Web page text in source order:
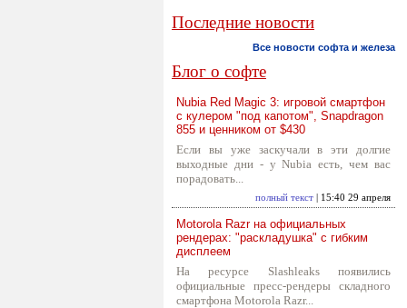
Последние новости
Все новости софта и железа
Блог о софте
Nubia Red Magic 3: игровой смартфон
с кулером "под капотом", Snapdragon
855 и ценником от $430
Если вы уже заскучали в эти долгие
выходные дни - у Nubia есть, чем вас
порадовать...
полный текст | 15:40 29 апреля
Motorola Razr на официальных
рендерах: "раскладушка" с гибким
дисплеем
На ресурсе Slashleaks появились
официальные пресс-рендеры складного
смартфона Motorola Razr...